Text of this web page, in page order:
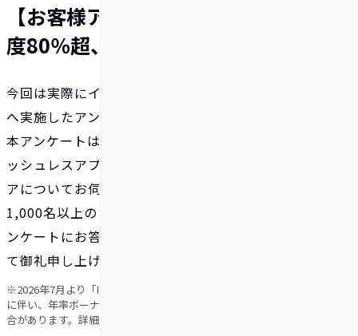
【お客様アンケート】IDAREの満足
度80％超、その理由とは？
今回は実際にイデアをお使いいただいているお客様
へ実施したアンケートの回答結果をお届けします。
本アンケートは、2024年10月に行った「貯まるキャ
ッシュレスアプリ」へとリニューアルした後のイデ
アについてお伺いする目的で、同年11月に実施し、
1,000名以上のお客様から回答をいただきました。ア
ンケートにお答えいただいたお客様にこの場を借り
て御礼申し上げます。
※2026年7月より「IDAREランク」プログラムを導入しました。これ
に伴い、年率ボーナス・海外事務手数料はランクに応じて異なる場
合があります。詳細は